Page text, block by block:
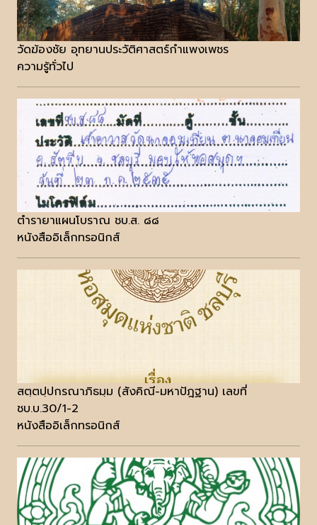
วัดฆ้องชัย อุทยานประวัติศาสตร์กำแพงเพชร
ความรู้ทั่วไป
ตำรายาแผนโบราณ ชบ.ส. ๘๘
หนังสืออิเล็กทรอนิกส์
สตฺตปฺปกรณาภิธมฺม (สังคิณี-มหาปัฎฐาน) เลขที่
ชบ.บ.30/1-2
หนังสืออิเล็กทรอนิกส์